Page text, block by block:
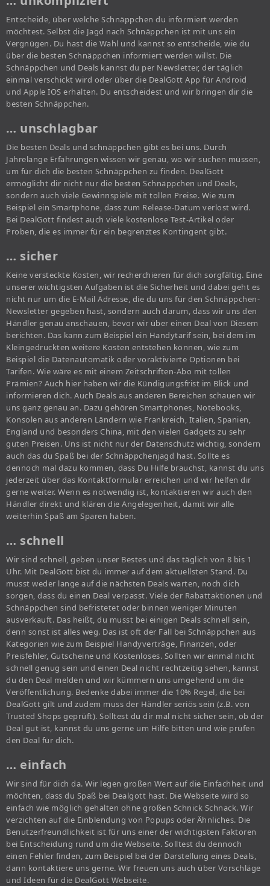
Entscheide, über welche Schnäppchen du informiert werden
möchtest. Selbst die Jagd nach Schnäppchen ist mit uns ein
Vergnügen. Du hast die Wahl und kannst so entscheide, wie du
über die besten Schnäppchen informiert werden willst. Die
Schnäppchen und Deals kannst du per Newsletter, der täglich
einmal verschickt wird oder über die DealGott App für Android
und Apple IOS erhalten. Du entscheidest und wir bringen dir die
besten Schnäppchen.
… unschlagbar
Die besten Deals und schnäppchen gibt es bei uns. Durch
Jahrelange Erfahrungen wissen wir genau, wo wir suchen müssen,
um für dich die besten Schnäppchen zu finden. DealGott
ermöglicht dir nicht nur die besten Schnäppchen und Deals,
sondern auch viele Gewinnspiele mit tollen Preise. Wie zum
Beispiel ein Smartphone, dass zum Release-Datum verlost wird.
Bei DealGott findest auch viele kostenlose Test-Artikel oder
Proben, die es immer für ein begrenztes Kontingent gibt.
… sicher
Keine versteckte Kosten, wir recherchieren für dich sorgfältig. Eine
unserer wichtigsten Aufgaben ist die Sicherheit und dabei geht es
nicht nur um die E-Mail Adresse, die du uns für den Schnäppchen-
Newsletter gegeben hast, sondern auch darum, dass wir uns den
Händler genau anschauen, bevor wir über einen Deal von Diesem
berichten. Das kann zum Beispiel ein Handytarif sein, bei dem im
Kleingedruckten weitere Kosten entstehen können, wie zum
Beispiel die Datenautomatik oder voraktivierte Optionen bei
Tarifen. Wie wäre es mit einem Zeitschriften-Abo mit tollen
Prämien? Auch hier haben wir die Kündigungsfrist im Blick und
informieren dich. Auch Deals aus anderen Bereichen schauen wir
uns ganz genau an. Dazu gehören Smartphones, Notebooks,
Konsolen aus anderen Ländern wie Frankreich, Italien, Spanien,
England und besonders China, mit den vielen Gadgets zu sehr
guten Preisen. Uns ist nicht nur der Datenschutz wichtig, sondern
auch das du Spaß bei der Schnäppchenjagd hast. Sollte es
dennoch mal dazu kommen, dass Du Hilfe brauchst, kannst du uns
jederzeit über das Kontaktformular erreichen und wir helfen dir
gerne weiter. Wenn es notwendig ist, kontaktieren wir auch den
Händler direkt und klären die Angelegenheit, damit wir alle
weiterhin Spaß am Sparen haben.
… schnell
Wir sind schnell, geben unser Bestes und das täglich von 8 bis 1
Uhr. Mit DealGott bist du immer auf dem aktuellsten Stand. Du
musst weder lange auf die nächsten Deals warten, noch dich
sorgen, dass du einen Deal verpasst. Viele der Rabattaktionen und
Schnäppchen sind befristetet oder binnen weniger Minuten
ausverkauft. Das heißt, du musst bei einigen Deals schnell sein,
denn sonst ist alles weg. Das ist oft der Fall bei Schnäppchen aus
Kategorien wie zum Beispiel Handyverträge, Finanzen, oder
Preisfehler, Gutscheine und Kostenloses. Sollten wir einmal nicht
schnell genug sein und einen Deal nicht rechtzeitig sehen, kannst
du den Deal melden und wir kümmern uns umgehend um die
Veröffentlichung. Bedenke dabei immer die 10% Regel, die bei
DealGott gilt und zudem muss der Händler seriös sein (z.B. von
Trusted Shops geprüft). Solltest du dir mal nicht sicher sein, ob der
Deal gut ist, kannst du uns gerne um Hilfe bitten und wie prüfen
den Deal für dich.
… einfach
Wir sind für dich da. Wir legen großen Wert auf die Einfachheit und
möchten, dass du Spaß bei Dealgott hast. Die Webseite wird so
einfach wie möglich gehalten ohne großen Schnick Schnack. Wir
verzichten auf die Einblendung von Popups oder Ähnliches. Die
Benutzerfreundlichkeit ist für uns einer der wichtigsten Faktoren
bei Entscheidung rund um die Webseite. Solltest du dennoch
einen Fehler finden, zum Beispiel bei der Darstellung eines Deals,
dann kontaktiere uns gerne. Wir freuen uns auch über Vorschläge
und Ideen für die DealGott Webseite.